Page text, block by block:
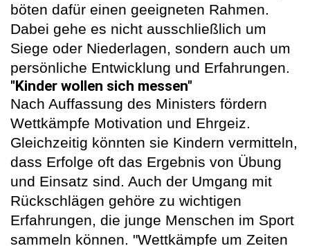
böten dafür einen geeigneten Rahmen.
Dabei gehe es nicht ausschließlich um
Siege oder Niederlagen, sondern auch um
persönliche Entwicklung und Erfahrungen.
"Kinder wollen sich messen"
Nach Auffassung des Ministers fördern
Wettkämpfe Motivation und Ehrgeiz.
Gleichzeitig könnten sie Kindern vermitteln,
dass Erfolge oft das Ergebnis von Übung
und Einsatz sind. Auch der Umgang mit
Rückschlägen gehöre zu wichtigen
Erfahrungen, die junge Menschen im Sport
sammeln können. "Wettkämpfe um Zeiten